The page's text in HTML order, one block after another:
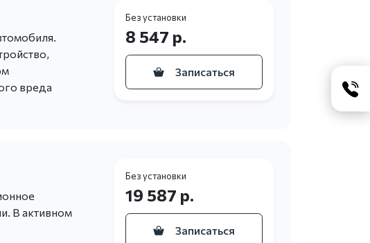
вреда
Без установки
8 547 р.
Записаться
В активном
Без установки
19 587 р.
Записаться